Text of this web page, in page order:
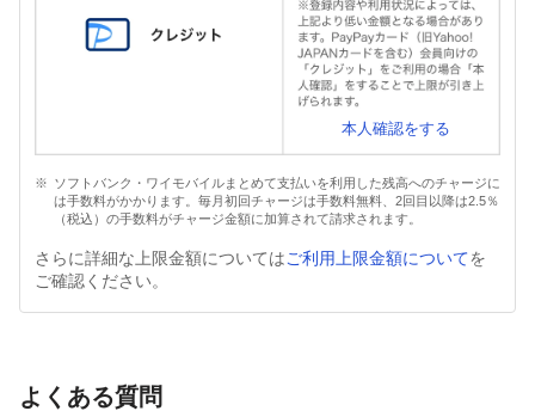
本人確認をする
ソフトバンク・ワイモバイルまとめて支払いを利用した残高へのチャージに
は手数料がかかります。毎月初回チャージは手数料無料、2回目以降は2.5％
（税込）の手数料がチャージ金額に加算されて請求されます。
さらに詳細な上限金額についてはご利用上限金額についてを
ご確認ください。
よくある質問